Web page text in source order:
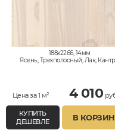
188x2266, 14мм
Ясень, Трехполосный, Лак,
Цена за 1 м² 4 010
КУПИТЬ
ДЕШЕВЛЕ
В